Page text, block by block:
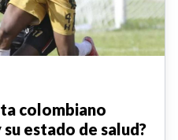
colombiano
estado de salud?